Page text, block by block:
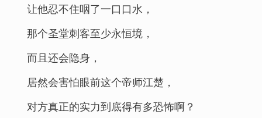
让他忍不住咽了一口口水，
那个圣堂刺客至少永恒境，
而且还会隐身，
居然会害怕眼前这个帝师江楚，
对方真正的实力到底得有多恐怖啊？